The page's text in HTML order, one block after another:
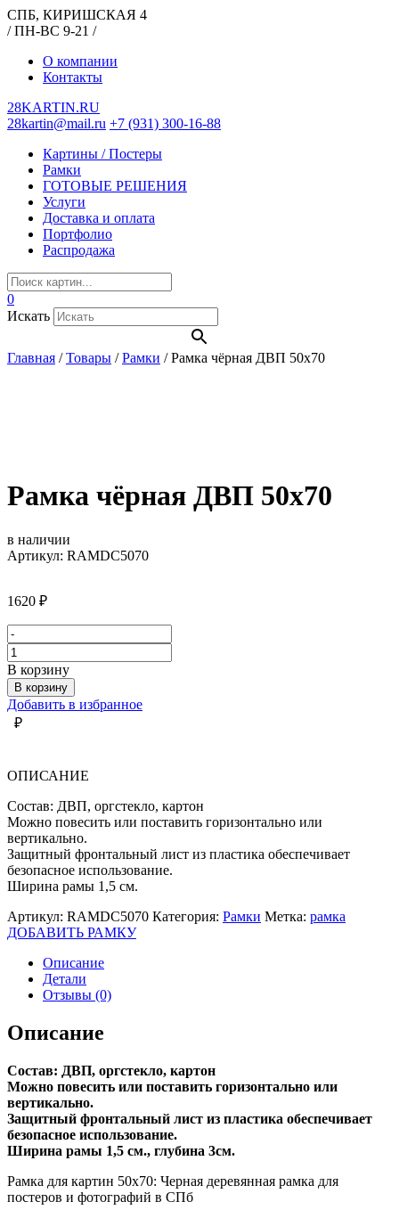
СПБ, КИРИШСКАЯ 4
/ ПН-ВС 9-21 /
О компании
Контакты
28KARTIN.RU
28kartin@mail.ru +7 (931) 300-16-88
Картины / Постеры
Рамки
ГОТОВЫЕ РЕШЕНИЯ
Услуги
Доставка и оплата
Портфолио
Распродажа
0
Искать
Главная /Товары /Рамки /Рамка чёрная ДВП 50х70
Рамка чёрная ДВП 50х70
в наличии
Артикул: RAMDC5070
1620 ₽
Количество
товара
Рамка
чёрная
ДВП
50х70
В корзину
В корзину
Добавить в избранное
₽
ОПИСАНИЕ
Состав: ДВП, оргстекло, картон
Можно повесить или поставить горизонтально или
вертикально.
Защитный фронтальный лист из пластика обеспечивает
безопасное использование.
Ширина рамы 1,5 см.
Артикул: RAMDC5070 Категория: Рамки Метка: рамка
ДОБАВИТЬ РАМКУ
Описание
Детали
Отзывы (0)
Описание
Состав: ДВП, оргстекло, картон
Можно повесить или поставить горизонтально или
вертикально.
Защитный фронтальный лист из пластика обеспечивает
безопасное использование.
Ширина рамы 1,5 см., глубина 3см.
Рамка для картин 50х70: Черная деревянная рамка для
постеров и фотографий в СПб